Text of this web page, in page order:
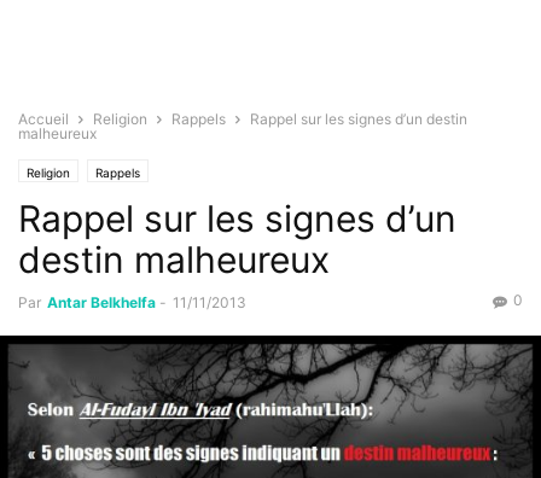
Accueil Religion Rappels
Rappel sur les signes d’un destin
malheureux
Religion Rappels
Rappel sur les signes d’un
destin malheureux
Par Antar Belkhelfa - 11/11/2013 0